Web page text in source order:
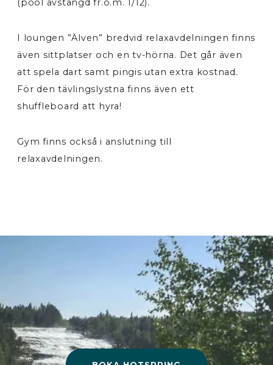
(pool avstängd fr.o.m. 1/12).
I loungen ”Älven” bredvid relaxavdelningen finns
även sittplatser och en tv-hörna. Det går även
att spela dart samt pingis utan extra kostnad.
För den tävlingslystna finns även ett
shuffleboard att hyra!
Gym finns också i anslutning till
relaxavdelningen.